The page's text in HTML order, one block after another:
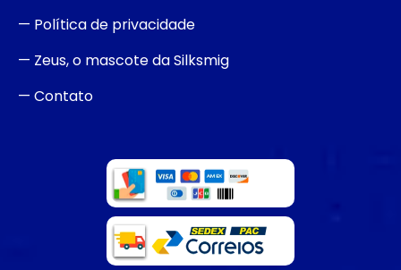
— Política de privacidade
— Zeus, o mascote da Silksmig
— Contato